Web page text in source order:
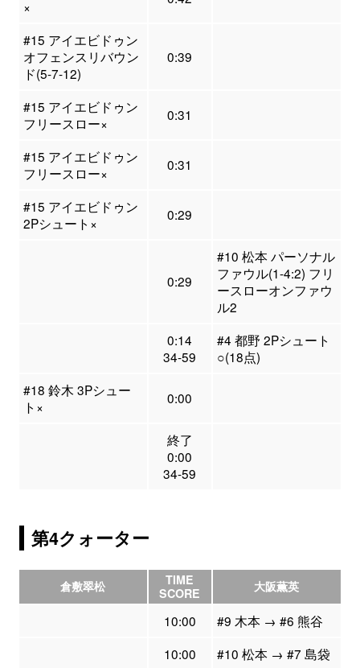
×
#15 アイエビドゥン
オフェンスリバウン
ド(5-7-12)
0:39
#15 アイエビドゥン
フリースロー×
0:31
#15 アイエビドゥン
フリースロー×
0:31
#15 アイエビドゥン
2Pシュート×
0:29
0:29
#10 松本 パーソナル
ファウル(1-4:2) フリ
ースローオンファウ
ル2
0:14
34-59
#4 都野 2Pシュート
○(18点)
#18 鈴木 3Pシュー
ト×
0:00
終了
0:00
34-59
第4クォーター
倉敷翠松
TIME
SCORE
大阪薫英
10:00
#9 木本 → #6 熊谷
10:00
#10 松本 → #7 島袋